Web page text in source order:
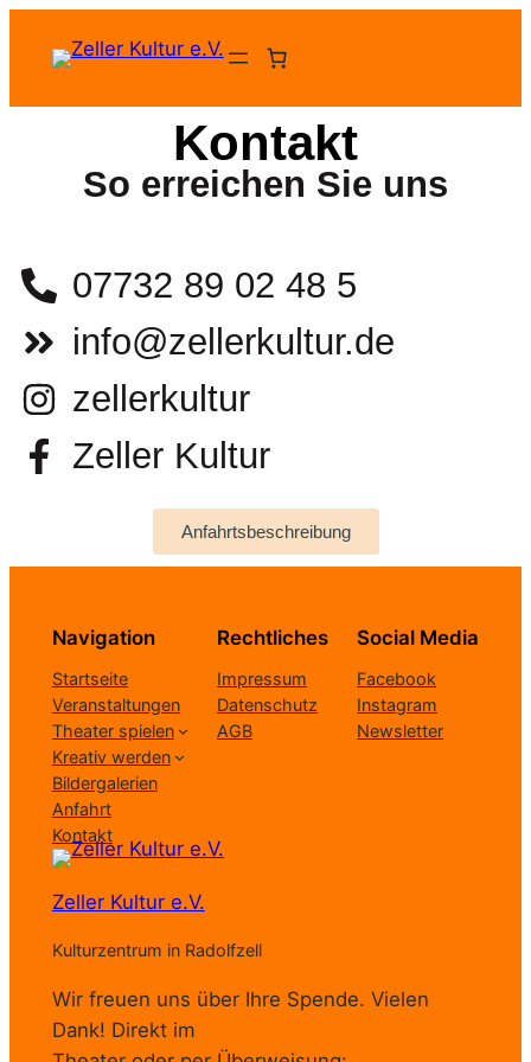
Kontakt
So erreichen Sie uns
07732 89 02 48 5
info@zellerkultur.de
zellerkultur
Zeller Kultur
Anfahrtsbeschreibung
Navigation
Startseite
Veranstaltungen
Theater spielen
Kreativ werden
Bildergalerien
Anfahrt
Kontakt
Rechtliches
Impressum
Datenschutz
AGB
Social Media
Facebook
Instagram
Newsletter
Zeller Kultur e.V.
Kulturzentrum in Radolfzell
Wir freuen uns über Ihre Spende. Vielen
Dank! Direkt im